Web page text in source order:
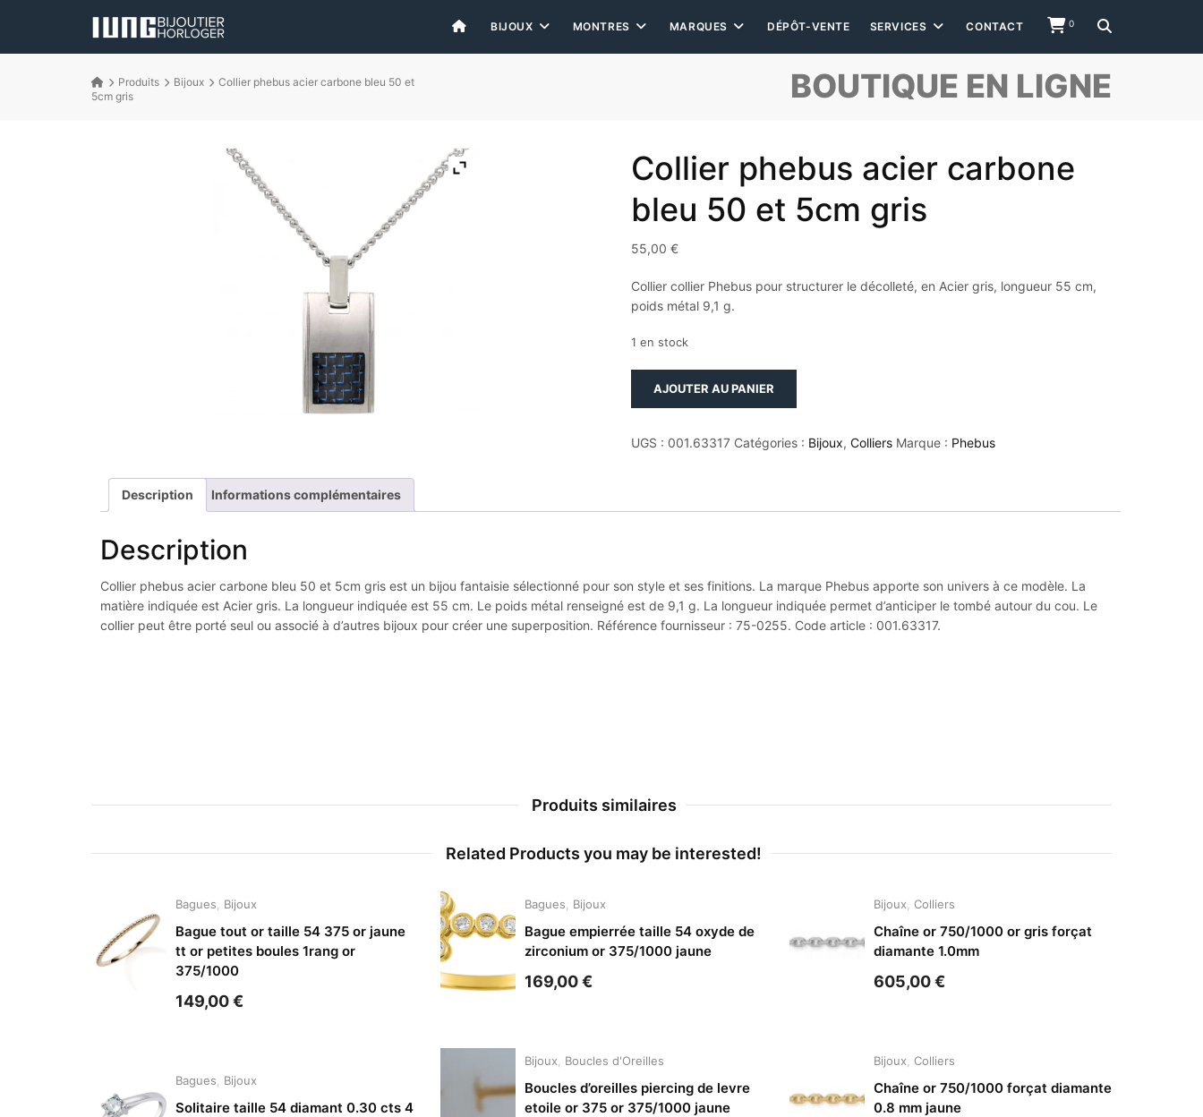
0
BIJOUX MONTRES MARQUES DÉPÔT-VENTE SERVICES CONTACT
BOUTIQUE EN LIGNE
Produits Bijoux
Collier phebus acier carbone bleu 50 et
5cm gris
Collier phebus acier carbone
bleu 50 et 5cm gris
55,00 €
Collier collier Phebus pour structurer le décolleté, en Acier gris, longueur 55 cm,
poids métal 9,1 g.
1 en stock
phebus
50
AJOUTER AU PANIER
UGS : 001.63317 Catégories : Bijoux, Colliers Marque : Phebus
Description Informations complémentaires
Description
Collier phebus acier carbone bleu 50 et 5cm gris est un bijou fantaisie sélectionné pour son style et ses finitions. La marque Phebus apporte son univers à ce modèle. La
matière indiquée est Acier gris. La longueur indiquée est 55 cm. Le poids métal renseigné est de 9,1 g. La longueur indiquée permet d’anticiper le tombé autour du cou. Le
collier peut être porté seul ou associé à d’autres bijoux pour créer une superposition. Référence fournisseur : 75-0255. Code article : 001.63317.
Produits similaires
Related Products you may be interested!
Bagues Bijoux
Bague tout or taille 54 375 or jaune
tt or petites boules 1rang or
375/1000
149,00€
Bagues Bijoux
Solitaire taille 54 diamant 0.30 cts 4
Bagues Bijoux
Bague empierrée taille 54 oxyde de
zirconium or 375/1000 jaune
169,00€
Bijoux Boucles d'Oreilles
Boucles d’oreilles piercing de levre
etoile or 375 or 375/1000 jaune
Bijoux Colliers
Chaîne or 750/1000 or gris forçat
diamante 1.0mm
605,00€
Bijoux Colliers
Chaîne or 750/1000 forçat diamante
0.8 mm jaune